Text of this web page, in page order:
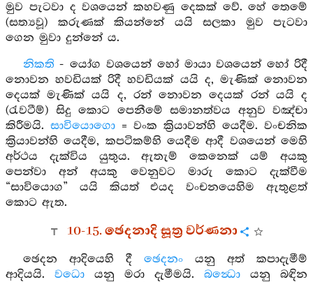
මුව පැටවා ද වශයෙන් කහවණු දෙකක් වේ. හේ තෙමේ
(සත්‍යවූ) කරුණක් කියන්නේ යයි සලකා මුව පැටවා
ගෙන මුවා දුන්නේ ය.
නිකති - යෝග වශයෙන් හෝ මායා වශයෙන් හෝ රිදී
නොවන හවඩියක් රිදී හවඩියක් යයි ද, මැණික් නොවන
දෙයක් මැණික් යයි ද, රන් නොවන දෙයක් රන් යයි ද
(රැවටීම්) සිදු කොට පෙනීමේ සමානත්වය අනුව වඤ්චා
කිරීමයි. සාවියොගො = වංක ක්‍රියාවන්හි යෙදීම. වංචනික
ක්‍රියාවන්හි යෙදීම, කපටිකම්හි යෙදීම ආදී වශයෙන් මෙහි
අර්ථය දැක්විය යුතුය. ඇතැම් කෙනෙක් යම් අයකු
පෙන්වා අන් අයකු වෙනුවට මාරු කොට දැක්වීම
“සාවියොග” යයි කියත් එයද වංචනයෙහිම ඇතුළත්
කොට ඇත.
10-15. ඡෙදනාදි සූත්‍ර වර්ණනා
ඡෙදන ආදියෙහි දී ඡෙදනංයනු අත් කපාදැමීම්
ආදියයි. වධො යනු මරා දැමීමයි. බන්‍ධො යනු බඳින